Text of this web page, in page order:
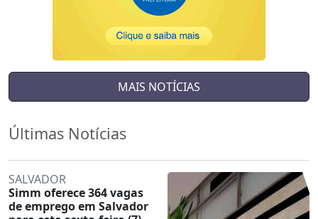
MAIS NOTÍCIAS
Últimas Notícias
SALVADOR
Simm oferece 364 vagas
de emprego em Salvador